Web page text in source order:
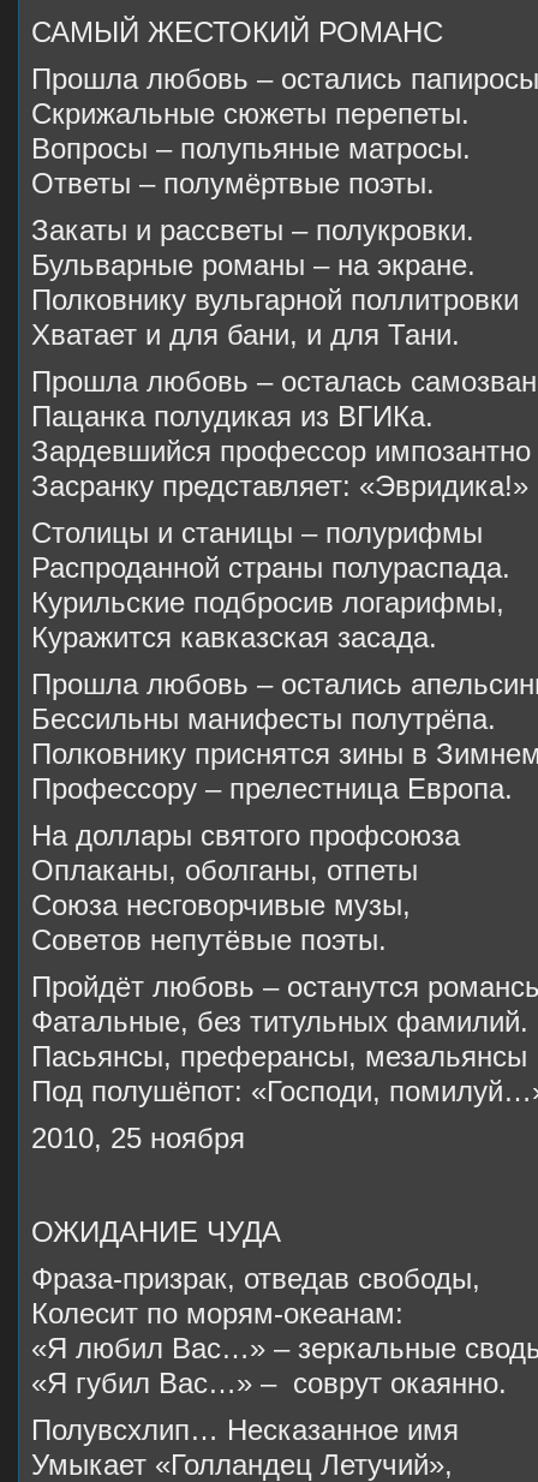
САМЫЙ ЖЕСТОКИЙ РОМАНС
Прошла любовь – остались
Скрижальные сюжеты перепеты.
Вопросы – полупьяные матросы.
Ответы – полумёртвые поэты.
Закаты и рассветы – полукровки.
Бульварные романы – на экране.
Полковнику вульгарной поллитровки
Хватает и для бани, и для Тани.
Прошла любовь – осталась
Пацанка полудикая из ВГИКа.
Зардевшийся профессор импозантно
Засранку представляет: «Эвридика!»
Столицы и станицы – полурифмы
Распроданной страны полураспада.
Курильские подбросив логарифмы,
Куражится кавказская засада.
Прошла любовь – остались
Бессильны манифесты полутрёпа.
Полковнику приснятся зины в
Профессору – прелестница Европа.
На доллары святого профсоюза
Оплаканы, оболганы, отпеты
Союза несговорчивые музы,
Советов непутёвые поэты.
Пройдёт любовь – останутся
Фатальные, без титульных фамилий.
Пасьянсы, преферансы, мезальянсы
Под полушёпот: «Господи,
2010, 25 ноября
ОЖИДАНИЕ ЧУДА
Фраза-призрак, отведав свободы,
Колесит по морям-океанам:
«Я любил Вас…» – зеркальные
«Я губил Вас…» – соврут окаянно.
Полувсхлип… Несказанное имя
Умыкает «Голландец Летучий»,